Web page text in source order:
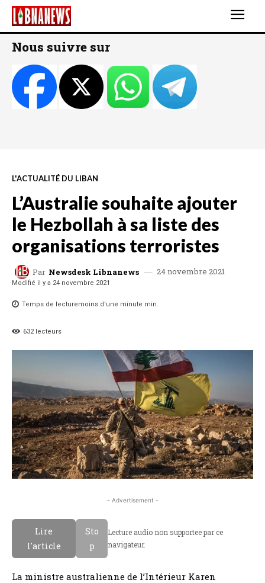
Nous suivre sur
L'ACTUALITÉ DU LIBAN
L’Australie souhaite ajouter
le Hezbollah à sa liste des
organisations terroristes
Par Newsdesk Libnanews 24 novembre 2021
Modifié il y a 24 novembre 2021
Temps de lecturemoins d'une minute min.
632lecteurs
- Advertisement -
Lire
l'article
Sto
p
Lecture audio non supportee par ce
navigateur.
La ministre australienne de l’Intérieur Karen